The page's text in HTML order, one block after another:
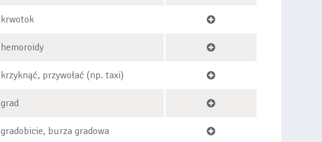
krwotok
hemoroidy
krzyknąć, przywołać (np. taxi)
grad
gradobicie, burza gradowa